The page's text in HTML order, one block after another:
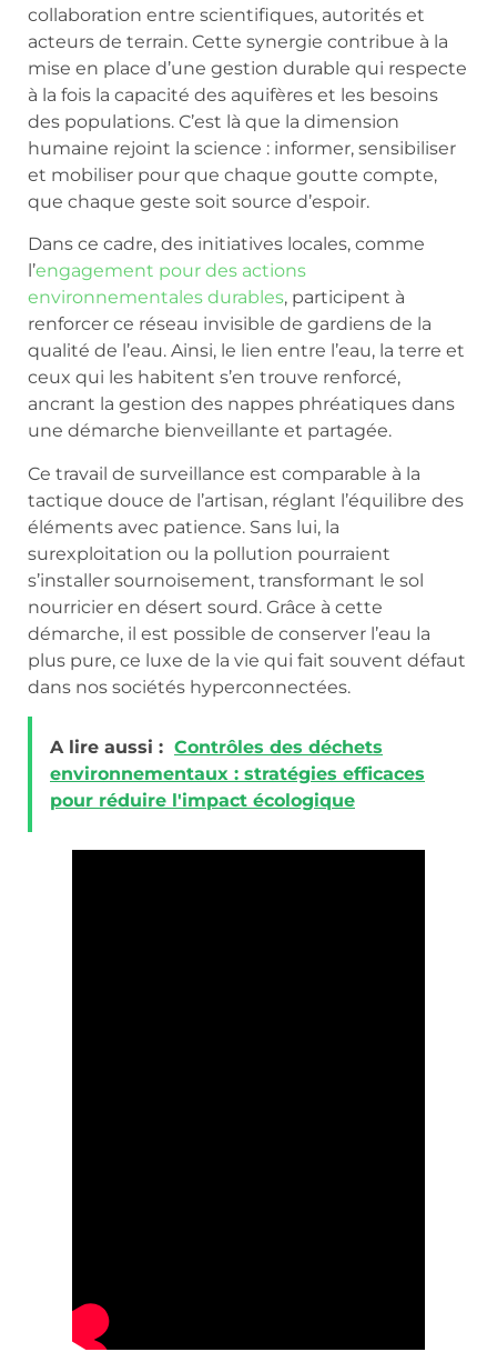
collaboration entre scientifiques, autorités et
acteurs de terrain. Cette synergie contribue à la
mise en place d’une gestion durable qui respecte
à la fois la capacité des aquifères et les besoins
des populations. C’est là que la dimension
humaine rejoint la science : informer, sensibiliser
et mobiliser pour que chaque goutte compte,
que chaque geste soit source d’espoir.
Dans ce cadre, des initiatives locales, comme
l’engagement pour des actions
environnementales durables, participent à
renforcer ce réseau invisible de gardiens de la
qualité de l’eau. Ainsi, le lien entre l’eau, la terre et
ceux qui les habitent s’en trouve renforcé,
ancrant la gestion des nappes phréatiques dans
une démarche bienveillante et partagée.
Ce travail de surveillance est comparable à la
tactique douce de l’artisan, réglant l’équilibre des
éléments avec patience. Sans lui, la
surexploitation ou la pollution pourraient
s’installer sournoisement, transformant le sol
nourricier en désert sourd. Grâce à cette
démarche, il est possible de conserver l’eau la
plus pure, ce luxe de la vie qui fait souvent défaut
dans nos sociétés hyperconnectées.
A lire aussi : Contrôles des déchets
environnementaux : stratégies efficaces
pour réduire l'impact écologique